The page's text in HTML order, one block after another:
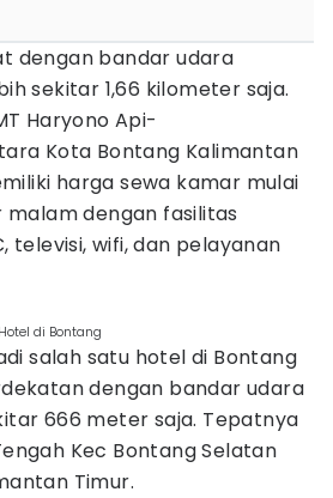
dengan bandar udara
sekitar 1,66 kilometer saja.
Haryono Api-
Kota Bontang Kalimantan
harga sewa kamar mulai
malam dengan fasilitas
televisi, wifi, dan pelayanan
di Bontang
salah satu hotel di Bontang
dengan bandar udara
666 meter saja. Tepatnya
Kec Bontang Selatan
Timur.